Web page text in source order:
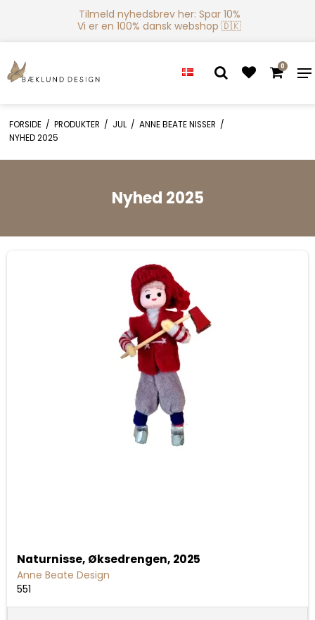
Tilmeld nyhedsbrev her: Spar 10%
Vi er en 100% dansk webshop 🇩🇰
0
FORSIDE / PRODUKTER / JUL / ANNE BEATE NISSER /
NYHED 2025
Nyhed 2025
Naturnisse, Øksedrengen, 2025
Anne Beate Design
551